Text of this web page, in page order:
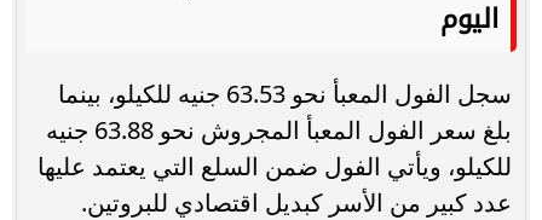
اليوم
سجل الفول المعبأ نحو 63.53 جنيه للكيلو، بينما
بلغ سعر الفول المعبأ المجروش نحو 63.88 جنيه
للكيلو، ويأتي الفول ضمن السلع التي يعتمد عليها
عدد كبير من الأسر كبديل اقتصادي للبروتين.